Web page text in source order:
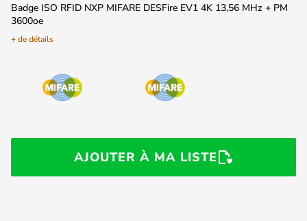
Badge ISO RFID NXP MIFARE DESFire EV1 4K 13,56 MHz + PM
3600oe
+ de détails
AJOUTER À MA LISTE